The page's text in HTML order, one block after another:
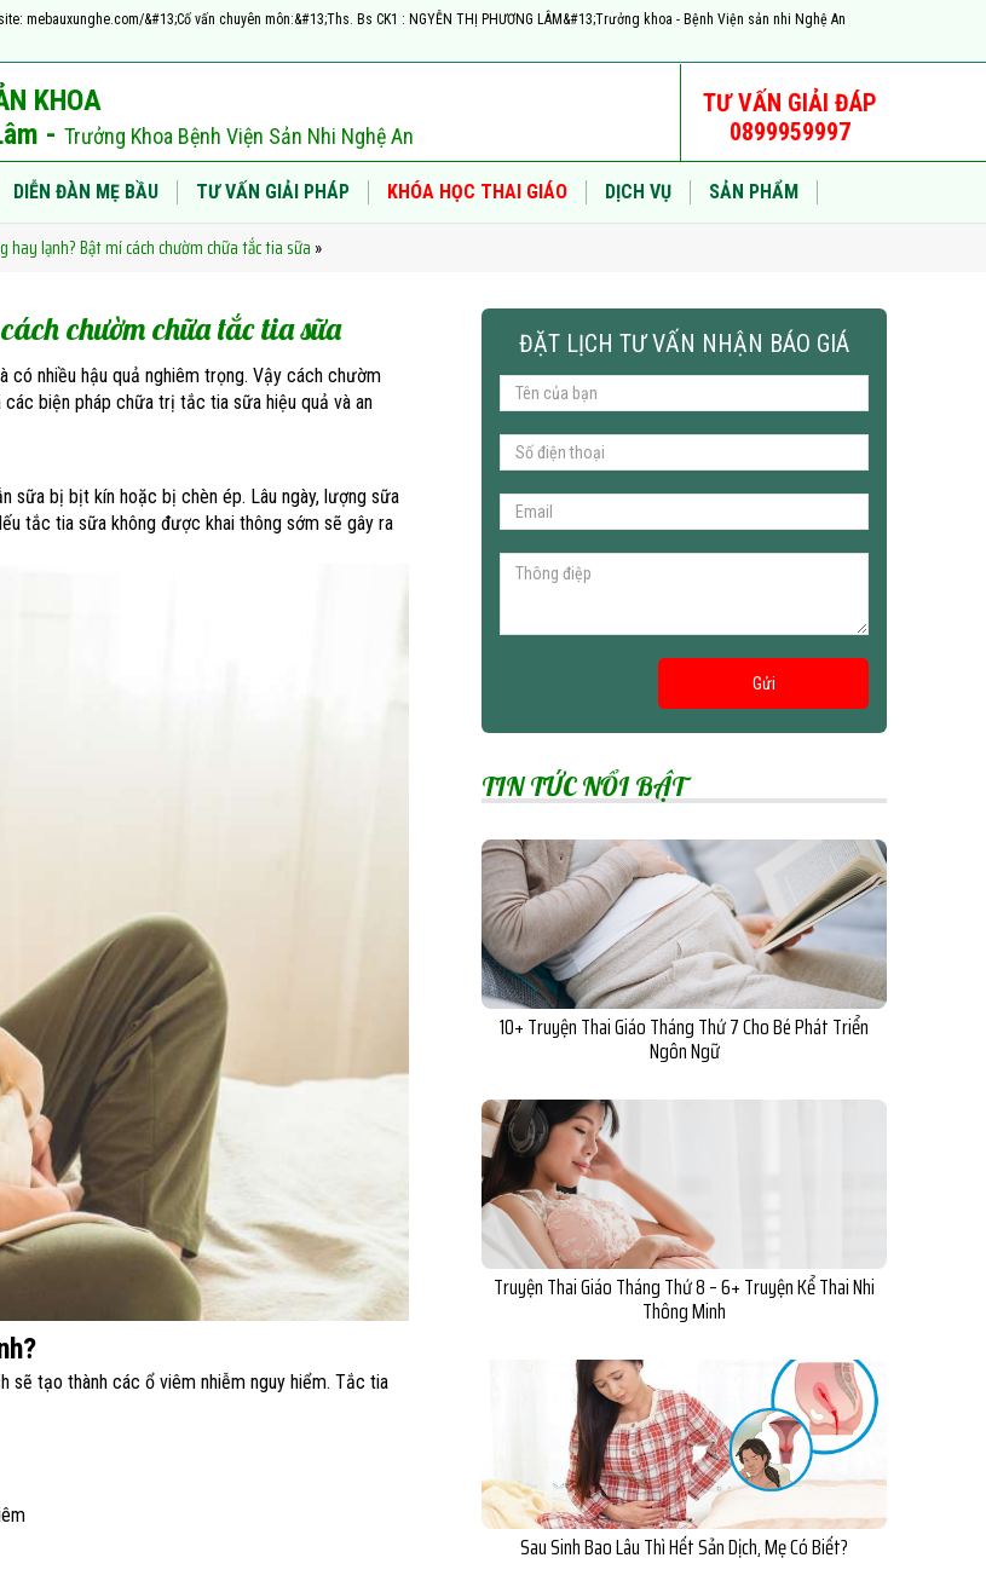
mebauxunghe.com/&#13;Cố vấn chuyên môn:&#13;Ths. Bs CK1 : NGYỄN THỊ PHƯƠNG LÂM&#13;Trưởng khoa - Bệnh Viện sản nhi Nghệ An
KHOA
- Trưởng Khoa Bệnh Viện Sản Nhi Nghệ An
TƯ VẤN GIẢI ĐÁP
0899959997
DIỄN ĐÀN MẸ BẦU TƯ VẤN GIẢI PHÁP KHÓA HỌC THAI GIÁO DỊCH VỤ SẢN PHẨM
hay lạnh? Bật mí cách chườm chữa tắc tia sữa »
chườm chữa tắc tia sữa
có nhiều hậu quả nghiêm trọng. Vậy cách chườm
biện pháp chữa trị tắc tia sữa hiệu quả và an
sữa bị bịt kín hoặc bị chèn ép. Lâu ngày, lượng sữa
tắc tia sữa không được khai thông sớm sẽ gây ra
sẽ tạo thành các ổ viêm nhiễm nguy hiểm. Tắc tia
ĐẶT LỊCH TƯ VẤN NHẬN BÁO GIÁ
Gửi
TIN TỨC NỔI BẬT
10+ Truyện Thai Giáo Tháng Thứ 7 Cho Bé Phát Triển
Ngôn Ngữ
Truyện Thai Giáo Tháng Thứ 8 – 6+ Truyện Kể Thai Nhi
Thông Minh
Sau Sinh Bao Lâu Thì Hết Sản Dịch, Mẹ Có Biết?